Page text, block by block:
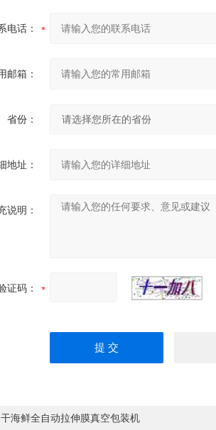
电话：
邮箱：
省份：
地址：
说明：
证码：
干海鲜全自动拉伸膜真空包装机